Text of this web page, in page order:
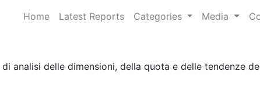
Home Latest Reports Categories Media
analisi delle dimensioni, della quota e delle tendenze